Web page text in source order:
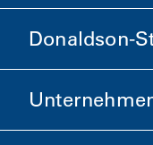
Donaldson-
Donaldson Life